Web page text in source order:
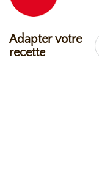
Adapter votre
recette